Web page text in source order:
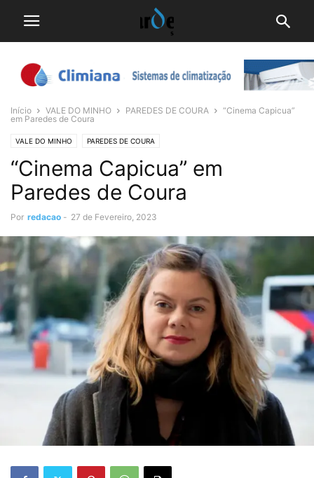
Início VALE DO MINHO PAREDES DE COURA
“Cinema Capicua”
em Paredes de Coura
VALE DO MINHO PAREDES DE COURA
“Cinema Capicua” em
Paredes de Coura
Por redacao - 27 de Fevereiro, 2023